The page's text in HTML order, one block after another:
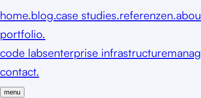
home.blog.case studies.referenzen.
portfolio.
code labsenterprise infrastructure
contact.
menu